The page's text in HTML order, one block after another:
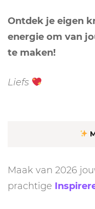
Ontdek je eigen
energie om van
te maken!
Liefs
Maak van 2026
prachtige